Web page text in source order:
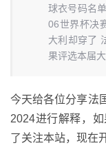
球衣号码名
06世界杯决
大利却穿了
果评选本届大
今天给各位分享法
2024进行解释，
了关注本站，现在